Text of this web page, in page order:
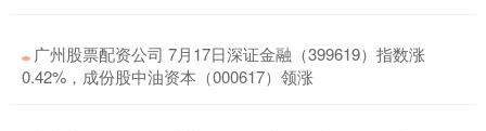
广州股票配资公司 7月17日深证金融（399619）指数涨
0.42%，成份股中油资本（000617）领涨